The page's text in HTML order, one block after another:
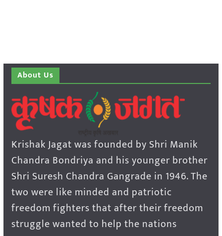
About Us
Krishak Jagat was founded by Shri Manik
Chandra Bondriya and his younger brother
Shri Suresh Chandra Gangrade in 1946. The
two were like minded and patriotic
freedom fighters that after their freedom
struggle wanted to help the nations